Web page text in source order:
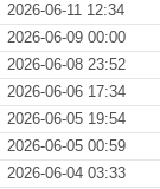
2026-06-11 12:34
2026-06-09 00:00
2026-06-08 23:52
2026-06-06 17:34
2026-06-05 19:54
2026-06-05 00:59
2026-06-04 03:33